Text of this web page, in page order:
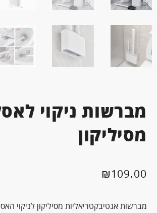
מברשות ניקוי
מסיליקון
₪109.00
מברשות אנטיבקטריאליות מסיליקון לניקוי